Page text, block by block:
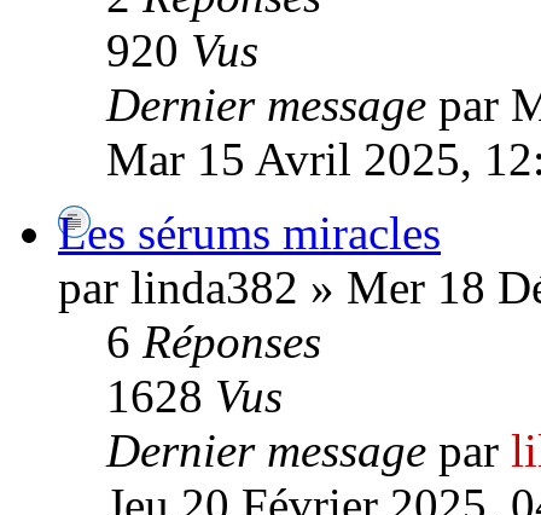
920 Vus
Dernier message par
Mar 15 Avril 2025,
Les sérums miracles
par linda382 » Mer 18
6 Réponses
1628 Vus
Dernier message par
Jeu 20 Février 2025,